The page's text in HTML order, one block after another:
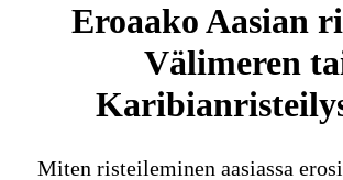
Eroaako Aasian
Välimeren
Miten risteileminen aasiassa